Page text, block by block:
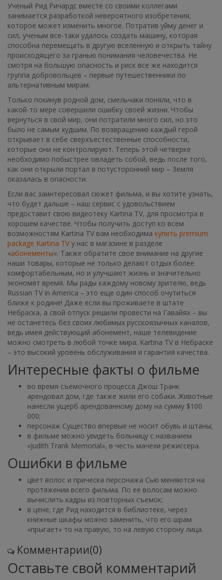
Ученый Рид Ричардс вместе со своими коллегами
занимается разработкой невероятного изобретения,
которое может изменить многое. Потратив уйму денег и
сил, ученым все-таки удалось создать машину, которая
способна перемещать в другую вселенную и открыть тайну
происходящего за гранью понимания человечества. Не
смотря на большую опасность и риск все же находится
группа добровольцев – первые путешественники по
альтернативным мирам.
Только покинув родной дом, смельчаки поняли, что в
какой-то мере совершили ошибку своей жизни. Чтобы
вернуться в свой мир, они потратили много сил, но это
было не самым худшим. По возвращению каждый герой
открывает в себе сверхъестественные способности,
которые они не контролируют. Теперь этой четверке
необходимо побыстрее овладеть собой, ведь после того,
как они открыли портал в потусторонний мир – Земля
оказалась в опасности.
Если вас заинтересовал сюжет фильма, и вы хотите узнать,
что будет дальше – наш сервис с удовольствием
предоставит свою видеотеку Kartina TV, для просмотра в
хорошем качестве. Чтобы получить доступ ко всем
возможностям Kartina TV вам необходима купить premium
package Kartina TV у нас в магазине в разделе
«абонементы». Также обратите свое внимание на другие
наши товары, которые не только делают отдых более
комфортабельным, но и улучшают жизнь и значительно
экономят время. Мы рады каждому новому зрителю, ведь
Russian TV in America – это еще один способ очутиться
ближе к родине! Даже если вы проживаете в штате
Небраска, а свой отпуск решили провести на Гавайях – вы
не останетесь без своих любимых русскоязычных каналов,
ведь имея действующий абонемент, наше телевидение
можно смотреть в любой точке мира. Kartina TV в Небраске
– это высокий уровень обслуживания и гарантия качества.
Интересные факты о фильме
во время съемочного процесса Джош Транк
арендовал дом, где также жили его собаки. Животные
нанесли ущерб арендованному дому на сумму $100
000;
персонаж Существо впервые не носит обувь и штаны;
в фильме можно увидеть больницу с названием
«Judith Trank Memorial», в честь мачехи режиссера.
Ошибки в фильме
цвет волос и прическа персонажа Сью меняются на
протяжении всего фильма. По ее волосам можно
вычислить кадры из повторных съемок;
в цене, где Рид находится в библиотеке, через
книжные шкафы можно заменить, что его шрам
«прыгает» то на правую, то на левую сторону лица.
Комментарии(0)
Оставьте свой комментарий